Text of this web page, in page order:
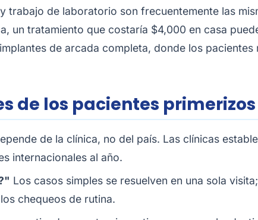
trabajo de laboratorio son frecuentemente las
un tratamiento que costaría $4,000 en casa
de arcada completa, donde los
de los pacientes primerizos
de la clínica, no del país. Las clínicas
internacionales al año.
Los casos simples se resuelven en una sola
chequeos de rutina.